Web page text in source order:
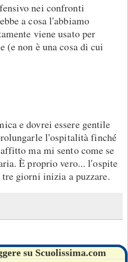
nei confronti
a cosa l'abbiamo
viene usato per
(e non è una cosa di cui
e dovrei essere gentile
l'ospitalità finché
ma mi sento come se
È proprio vero... l'ospite
giorni inizia a puzzare.
su Scuolissima.com